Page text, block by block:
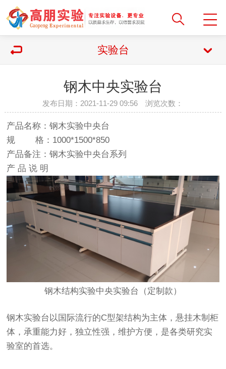
实验台
钢木中央实验台
发布日期：2021-11-29 09:56 浏览次数：
产品名称：钢木实验中央台
规 格：1000*1500*850
产品备注：钢木实验中央台系列
产 品 说 明
钢木结构实验中央实验台（定制款）
钢木实验台以国际流行的C型架结构为主体，悬挂木制柜
体，承重能力好，独立性强，维护方便，是各类研究实
验室的首选。